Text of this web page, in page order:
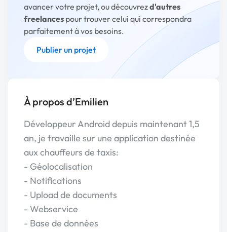
avancer votre projet, ou découvrezd'autres
freelances pour trouver celui qui correspondra
parfaitement à vos besoins.
Publier un projet
À propos d’Emilien
Développeur Android depuis maintenant 1,5
an, je travaille sur une application destinée
aux chauffeurs de taxis:
- Géolocalisation
- Notifications
- Upload de documents
- Webservice
- Base de données